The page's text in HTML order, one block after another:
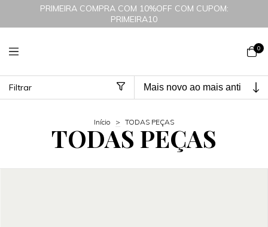
PRIMEIRA COMPRA COM 10%OFF COM CUPOM:
PRIMEIRA10
0
Filtrar
Início > TODAS PEÇAS
TODAS PEÇAS